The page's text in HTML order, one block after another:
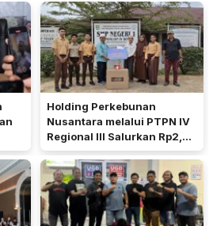
Holding Perkebunan
Nusantara melalui PTPN IV
Regional III Salurkan Rp2,4
Miliar untuk Perkuat
Ekonomi dan Pendidikan di
Rokan Hulu